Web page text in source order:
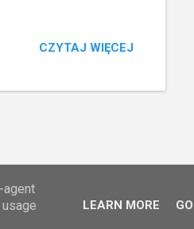
CZYTAJ WIĘCEJ
LEARN MORE